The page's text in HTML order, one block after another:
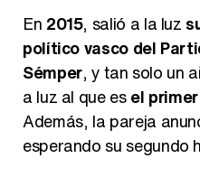
En 2015, salió a la luz
político vasco del
Sémper, y tan solo un
a luz al que esel
Además, la pareja
esperando su segundo